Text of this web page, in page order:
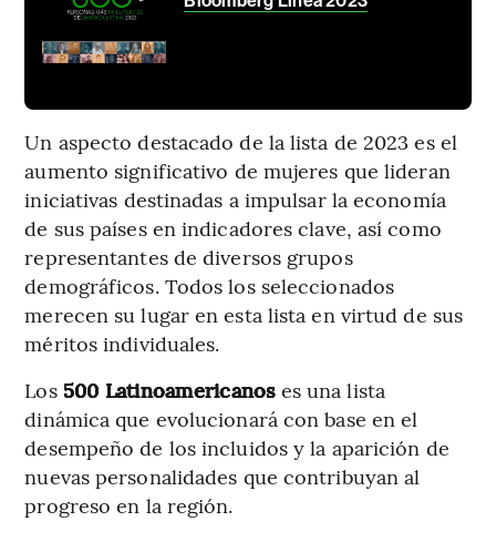
Un aspecto destacado de la lista de 2023 es el
aumento significativo de mujeres que lideran
iniciativas destinadas a impulsar la economía
de sus países en indicadores clave, así como
representantes de diversos grupos
demográficos. Todos los seleccionados
merecen su lugar en esta lista en virtud de sus
méritos individuales.
Los 500 Latinoamericanoses una lista
dinámica que evolucionará con base en el
desempeño de los incluidos y la aparición de
nuevas personalidades que contribuyan al
progreso en la región.